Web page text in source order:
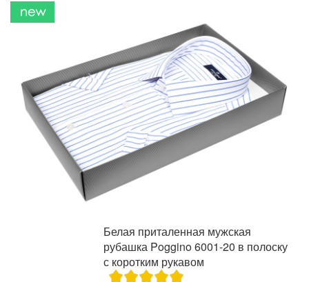
Белая приталенная мужская
рубашка Poggino 6001-20 в полоску
с коротким рукавом